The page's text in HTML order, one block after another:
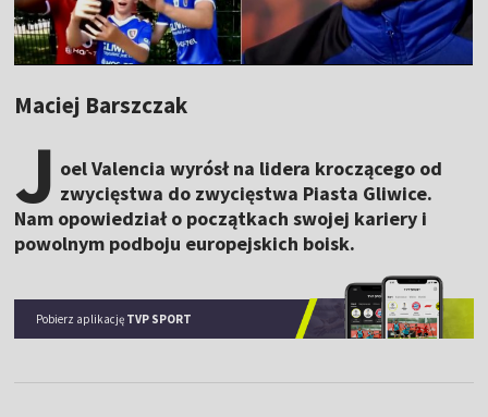
Maciej Barszczak
J oel Valencia wyrósł na lidera kroczącego od
zwycięstwa do zwycięstwa Piasta Gliwice.
Nam opowiedział o początkach swojej kariery i
powolnym podboju europejskich boisk.
Pobierz aplikację TVP SPORT